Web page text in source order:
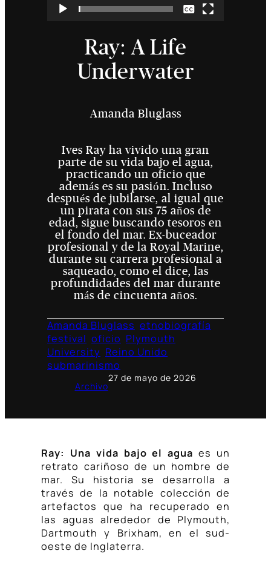
Ninguna
Ray: A Life
Underwater
Amanda Bluglass
Ives Ray ha vivido una gran
parte de su vida bajo el agua,
practicando un oficio que
además es su pasión. Incluso
después de jubilarse, al igual que
un pirata con sus 75 años de
edad, sigue buscando tesoros en
el fondo del mar. Ex-buceador
profesional y de la Royal Marine,
durante su carrera profesional a
saqueado, como el dice, las
profundidades del mar durante
más de cincuenta años.
Amanda Bluglass etnobiografía
festival oficio Plymouth
University Reino Unido
submarinismo
Archivo
27 de mayo de 2026
Ray: Una vida bajo el agua es un
retrato cariñoso de un hombre de
mar. Su historia se desarrolla a
través de la notable colección de
artefactos que ha recuperado en
las aguas alrededor de Plymouth,
Dartmouth y Brixham, en el sud-
oeste de Inglaterra.